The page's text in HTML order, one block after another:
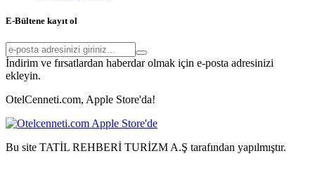
E-Bültene kayıt ol
İndirim ve fırsatlardan haberdar olmak için e-posta adresinizi
ekleyin.
OtelCenneti.com, Apple Store'da!
Bu site TATİL REHBERİ TURİZM A.Ş tarafından yapılmıştır.